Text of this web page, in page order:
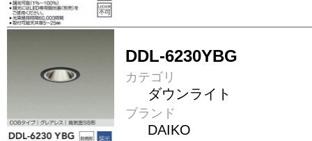
DDL-6230YBG
カテゴリ
ダウンライト
ブランド
DAIKO